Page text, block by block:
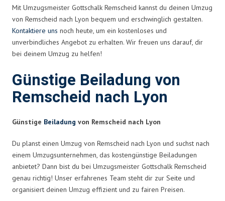
Mit Umzugsmeister Gottschalk Remscheid kannst du deinen Umzug
von Remscheid nach Lyon bequem und erschwinglich gestalten.
Kontaktiere uns noch heute, um ein kostenloses und
unverbindliches Angebot zu erhalten. Wir freuen uns darauf, dir
bei deinem Umzug zu helfen!
Günstige Beiladung von
Remscheid nach Lyon
Günstige Beiladung von Remscheid nach Lyon
Du planst einen Umzug von Remscheid nach Lyon und suchst nach
einem Umzugsunternehmen, das kostengünstige Beiladungen
anbietet? Dann bist du bei Umzugsmeister Gottschalk Remscheid
genau richtig! Unser erfahrenes Team steht dir zur Seite und
organisiert deinen Umzug effizient und zu fairen Preisen.